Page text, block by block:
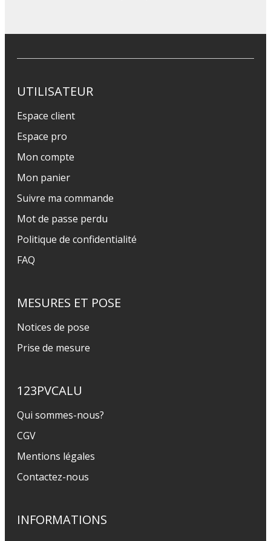
UTILISATEUR
Espace client
Espace pro
Mon compte
Mon panier
Suivre ma commande
Mot de passe perdu
Politique de confidentialité
FAQ
MESURES ET POSE
Notices de pose
Prise de mesure
123PVCALU
Qui sommes-nous?
CGV
Mentions légales
Contactez-nous
INFORMATIONS